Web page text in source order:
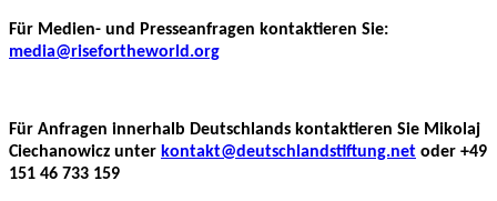
Für Medien- und Presseanfragen kontaktieren Sie:
media@risefortheworld.org
Für Anfragen innerhalb Deutschlands kontaktieren Sie Mikolaj
Ciechanowicz unter kontakt@deutschlandstiftung.net oder +49
151 46 733 159